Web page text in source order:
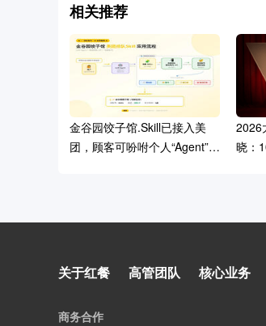
相关推荐
金谷园饺子馆.Skill已接入美
团，顾客可吩咐个人“Agent”线
2026
晓：
团智能掌柜帮小龙虾店看评
关于红餐 高管团队 核心业务
商务合作